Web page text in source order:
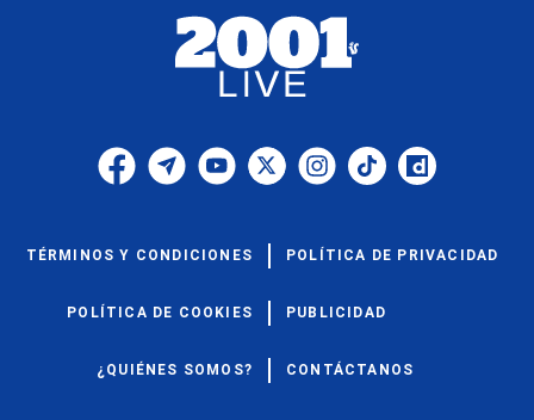
TÉRMINOS Y CONDICIONES POLÍTICA DE PRIVACIDAD
POLÍTICA DE COOKIES PUBLICIDAD
¿QUIÉNES SOMOS? CONTÁCTANOS